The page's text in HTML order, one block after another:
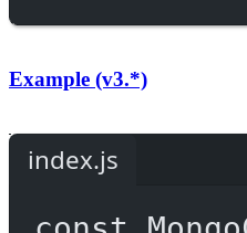
Example (v3.*)
index.js